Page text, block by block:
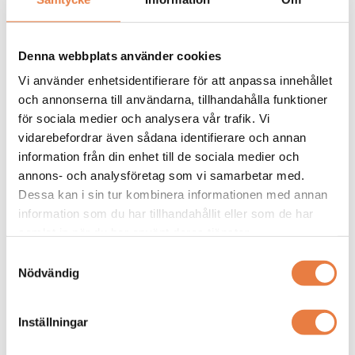
Denna webbplats använder cookies
Vi använder enhetsidentifierare för att anpassa innehållet
och annonserna till användarna, tillhandahålla funktioner
för sociala medier och analysera vår trafik. Vi
vidarebefordrar även sådana identifierare och annan
information från din enhet till de sociala medier och
annons- och analysföretag som vi samarbetar med.
Dessa kan i sin tur kombinera informationen med annan
information som du har tillhandahållit eller som de har
Nödvändig
Inställningar
33649 Ansl.set Cu/Al 120–300
mm² med bakre skydd för storlek
1–3. Robust anslutningssats för
185 Power‑systemet, godkänd för
koppar och aluminium.
Prisförfrågan
33651 Monteringssats med 3
skenklämmor för Power
Speed‑lister Stl 1–3 185P. För
borrfri montering med eller utan
CrossLink‑skydd, halogenfri och
IEC‑godkänd.
Prisförfrågan
Isolerad skruvförlängning